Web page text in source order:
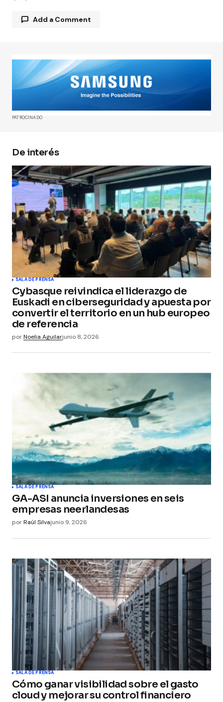
Add a Comment
Tu dirección de correo electrónico no será
publicada.Los campos obligatorios están
marcados con*
Comment*
Your Name*
Your E-mail*
Guarda mi nombre, correo electrónico y web en
este navegador para la próxima vez que
comente.
Submit Comment
PATROCINADO
De interés
SALA DE PRENSA
Cybasque reivindica el liderazgo de
Euskadi en ciberseguridad y apuesta por
convertir el territorio en un hub europeo
de referencia
porNoelia Aguilarjunio 8, 2026
SALA DE PRENSA
GA-ASI anuncia inversiones en seis
empresas neerlandesas
porRaúl Silvajunio 9, 2026
SALA DE PRENSA
Cómo ganar visibilidad sobre el gasto
cloud y mejorar su control financiero